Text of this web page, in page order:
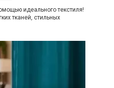
идеального текстиля!
тканей, стильных